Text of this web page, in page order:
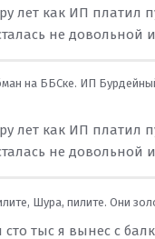
лет как ИП платил
не довольной
на ББСке. ИП
лет как ИП платил
не довольной
Шура, пилите. Они
тыс я вынес с